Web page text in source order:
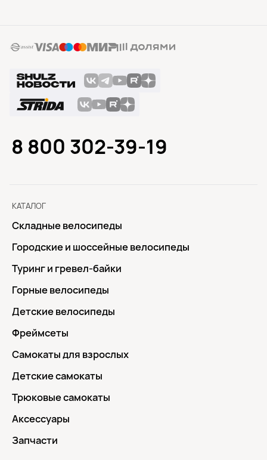
КАТАЛОГ
Складные велосипеды
Городские и шоссейные велосипеды
Туринг и гревел-байки
Горные велосипеды
Детские велосипеды
Фреймсеты
Самокаты для взрослых
Детские самокаты
Трюковые самокаты
Аксессуары
Запчасти
8 800 302-39-19